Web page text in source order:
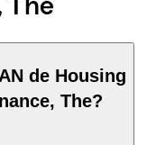
de Housing
The?